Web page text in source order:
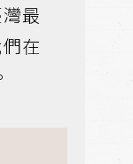
最
在